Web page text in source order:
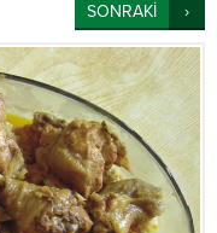
SONRAKİ